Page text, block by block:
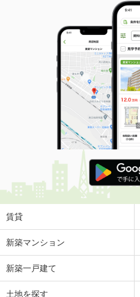
賃貸
新築マンション
新築一戸建て
土地を探す